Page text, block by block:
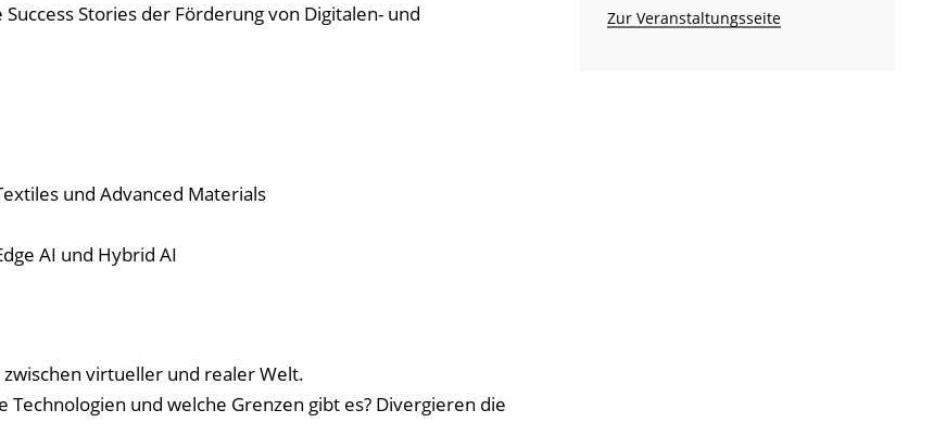
Stories der Förderung von Digitalen- und
und Advanced Materials
AI und Hybrid AI
virtueller und realer Welt.
und welche Grenzen gibt es? Divergieren die
Zur Veranstaltungsseite